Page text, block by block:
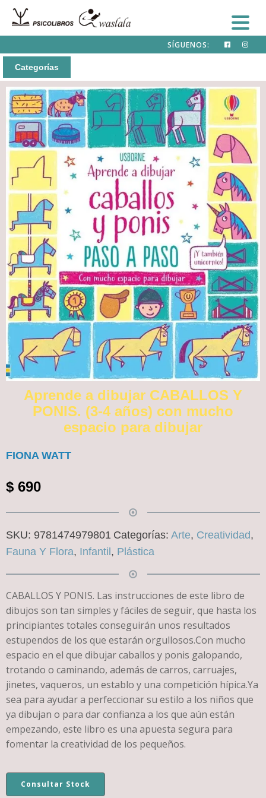
SÍGUENOS:
Categorías
Aprende a dibujar CABALLOS Y
PONIS. (3-4 años) con mucho
espacio para dibujar
FIONA WATT
$ 690
SKU: 9781474979801 Categorías: Arte, Creatividad,
Fauna Y Flora, Infantil, Plástica
CABALLOS Y PONIS. Las instrucciones de este libro de
dibujos son tan simples y fáciles de seguir, que hasta los
principiantes totales conseguirán unos resultados
estupendos de los que estarán orgullosos.Con mucho
espacio en el que dibujar caballos y ponis galopando,
trotando o caminando, además de carros, carruajes,
jinetes, vaqueros, un establo y una competición hípica.Ya
sea para ayudar a perfeccionar su estilo a los niños que
ya dibujan o para dar confianza a los que aún están
empezando, este libro es una apuesta segura para
fomentar la creatividad de los pequeños.
Consultar Stock